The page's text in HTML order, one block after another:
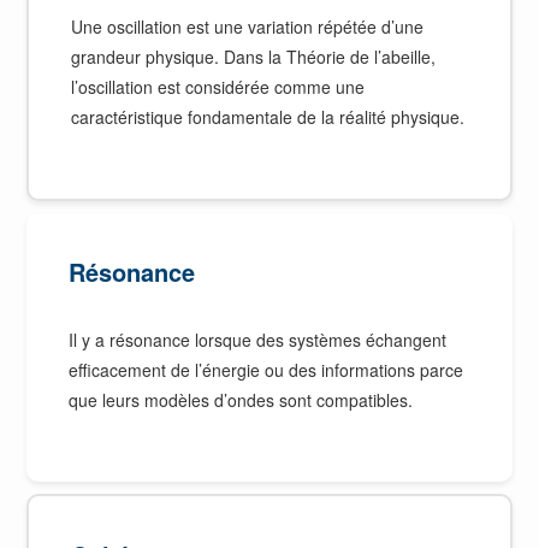
Une oscillation est une variation répétée d’une
grandeur physique. Dans la Théorie de l’abeille,
l’oscillation est considérée comme une
caractéristique fondamentale de la réalité physique.
Résonance
Il y a résonance lorsque des systèmes échangent
efficacement de l’énergie ou des informations parce
que leurs modèles d’ondes sont compatibles.